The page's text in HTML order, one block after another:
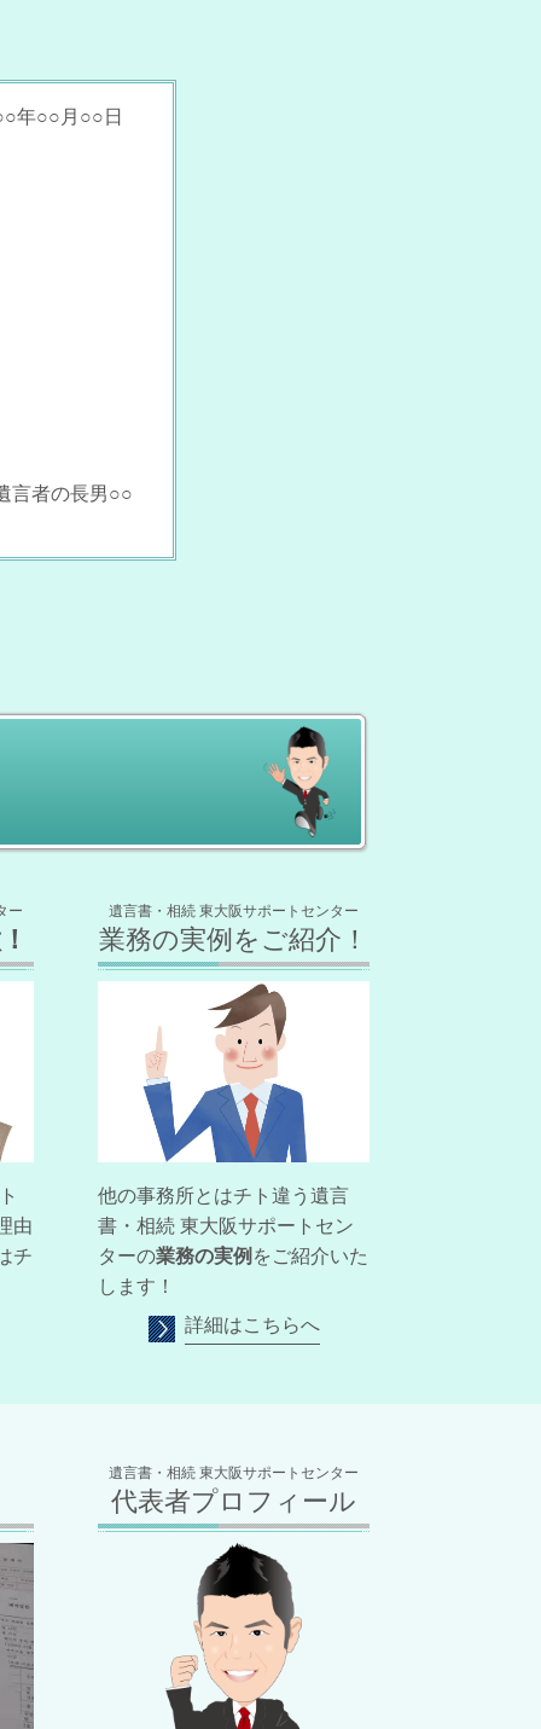
年○○月○○日
言者の長男○○
ー
由
チ
遺言書・相続 東大阪サポートセンター
業務の実例をご紹介！
他の事務所とはチト違う遺言
書・相続 東大阪サポートセン
ターの業務の実例 をご紹介いた
します！
詳細はこちらへ
遺言書・相続 東大阪サポートセンター
代表者プロフィール